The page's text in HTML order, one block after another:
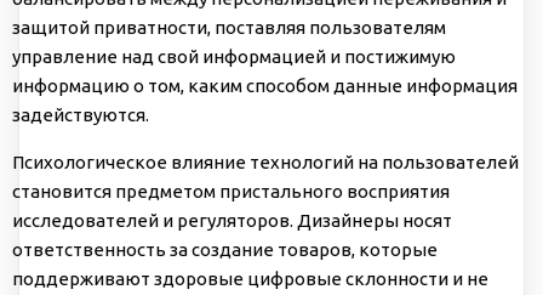
защитой приватности, поставляя пользователям
управление над свой информацией и постижимую
информацию о том, каким способом данные информация
задействуются.
Психологическое влияние технологий на пользователей
становится предметом пристального восприятия
исследователей и регуляторов. Дизайнеры носят
ответственность за создание товаров, которые
поддерживают здоровые цифровые склонности и не